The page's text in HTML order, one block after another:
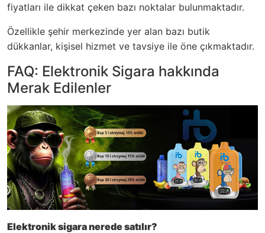
fiyatları ile dikkat çeken bazı noktalar bulunmaktadır.
Özellikle şehir merkezinde yer alan bazı butik
dükkanlar, kişisel hizmet ve tavsiye ile öne çıkmaktadır.
FAQ: Elektronik Sigara hakkında
Merak Edilenler
Elektronik sigara nerede satılır?